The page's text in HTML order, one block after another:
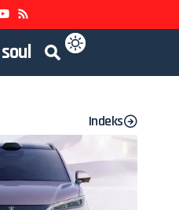
soul
Indeks